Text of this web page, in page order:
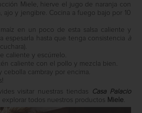
Miele, hierve el jugo de naranja con
ajo y jengibre. Cocina a fuego bajo por 10
en un poco de esta salsa caliente y
espesarla hasta que tenga consistencia à
caliente y escúrrelo.
caliente con el pollo y mezcla bien.
cebolla cambray por encima.
visitar nuestras tiendas
Casa Palacio
todos nuestros productos
Miele